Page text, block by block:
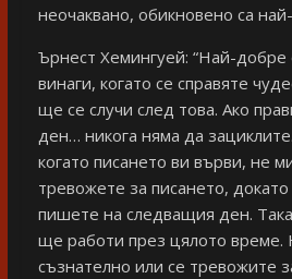
неочаквано, обикновено са
Ърнест Хемингуей: “Най-добре
винаги, когато се справяте
ще се случи след това. Ако
ден… никога няма да
когато писането ви върви, не
тревожете за писането,
пишете на следващия ден.
ще работи през цялото време.
съзнателно или се тревожите